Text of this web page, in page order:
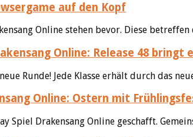
auf den Kopf
Online stehen bevor. Diese betreffen
Online: Release 48
Runde! Jede Klasse erhält durch das
Online: Ostern mit
Spiel Drakensang Online geschafft.